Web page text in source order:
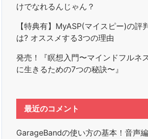
けでなれるんじゃん？
【特典有】MyASP(マイスピー)の評
は? オススメする3つの理由
発売！『瞑想入門〜マインドフルネ
に生きるための7つの秘訣〜』
最近のコメント
GarageBandの使い方の基本！音声